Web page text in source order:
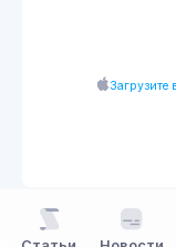
Загрузите